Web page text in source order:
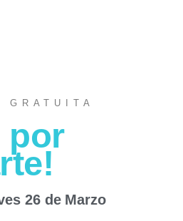
GRATUITA
por
26 de Marzo